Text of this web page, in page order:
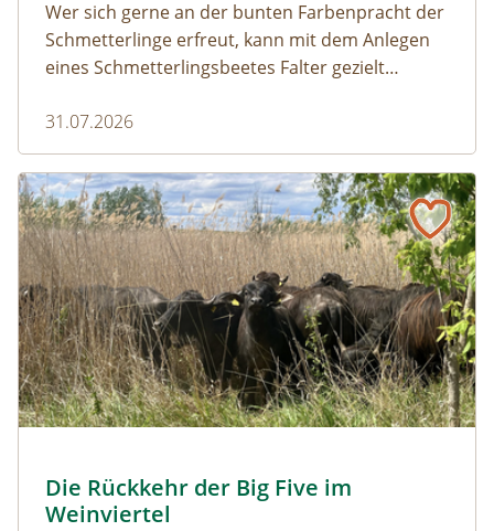
Wer sich gerne an der bunten Farbenpracht der
Schmetterlinge erfreut, kann mit dem Anlegen
eines Schmetterlingsbeetes Falter gezielt
dürfen ausreichend mitgedacht werden. Denn
ohne Raupen gibt es keine schönen
Schmetterlinge!
31.07.2026
Naturmagazin: Die Rückkehr der Big Five im Weinviertel
Naturmagazin: Die Rückkehr der Big Five im
Die Rückkehr der Big Five im
Weinviertel
Die Rückkehr der Big Five im Weinviertel